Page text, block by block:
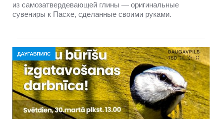
из самозатвердевающей глины — оригинальные
сувениры к Пасхе, сделанные своими руками.
ДАУГАВПИЛС